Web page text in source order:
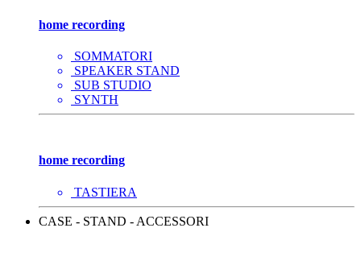
home recording
SOMMATORI
SPEAKER STAND
SUB STUDIO
SYNTH
home recording
TASTIERA
CASE - STAND - ACCESSORI